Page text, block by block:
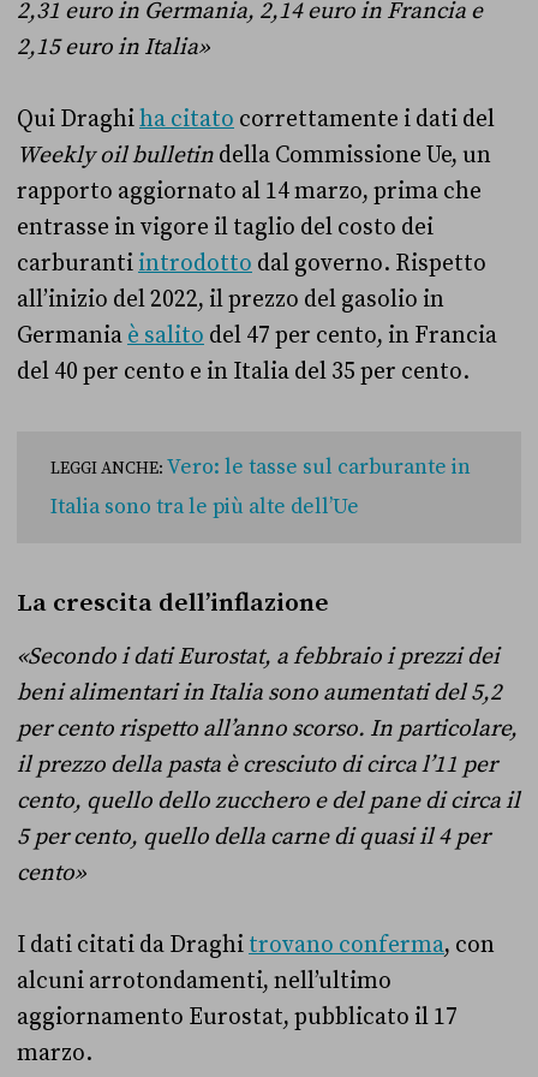
2,31 euro in Germania, 2,14 euro in Francia e
2,15 euro in Italia»
Qui Draghiha citato correttamente i dati del
Weekly oil bulletin della Commissione Ue, un
rapporto aggiornato al 14 marzo, prima che
entrasse in vigore il taglio del costo dei
carburanti introdotto dal governo. Rispetto
all’inizio del 2022, il prezzo del gasolio in
Germania è salito del 47 per cento, in Francia
del 40 per cento e in Italia del 35 per cento.
LEGGI ANCHE: Vero: le tasse sul carburante in
Italia sono tra le più alte dell’Ue
La crescita dell’inflazione
«Secondo i dati Eurostat, a febbraio i prezzi dei
beni alimentari in Italia sono aumentati del 5,2
per cento rispetto all’anno scorso. In particolare,
il prezzo della pasta è cresciuto di circa l’11 per
cento, quello dello zucchero e del pane di circa il
5 per cento, quello della carne di quasi il 4 per
cento»
I dati citati da Draghi trovano conferma, con
alcuni arrotondamenti, nell’ultimo
aggiornamento Eurostat, pubblicato il 17
marzo.